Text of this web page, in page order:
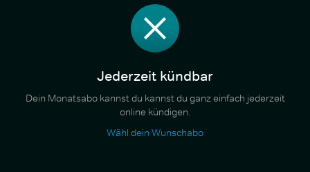
Jederzeit kündbar
Dein Monatsabo kannst du kannst du ganz einfach jederzeit
online kündigen.
Wähl dein Wunschabo